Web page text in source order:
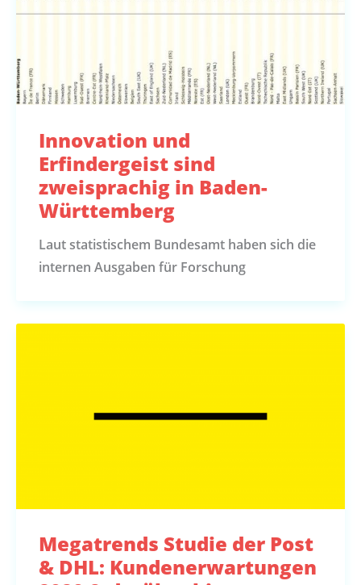
Innovation und
Erfindergeist sind
zweisprachig in Baden-
Württemberg
Laut statistischem Bundesamt haben sich die
internen Ausgaben für Forschung
Megatrends Studie der Post
& DHL: Kundenerwartungen